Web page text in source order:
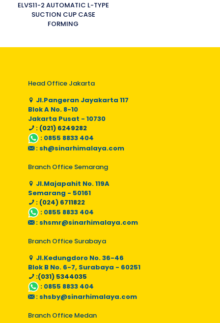
ELVS11-2 AUTOMATIC L-TYPE
SUCTION CUP CASE
FORMING
Head Office Jakarta
Jl.Pangeran Jayakarta 117
Blok A No. 8-10
Jakarta Pusat - 10730
: (021) 6249282
: 0855 8833 404
: sh@sinarhimalaya.com
Branch Office Semarang
Jl.Majapahit No. 119A
Semarang - 50161
: (024) 6711822
: 0855 8833 404
: shsmr@sinarhimalaya.com
Branch Office Surabaya
Jl.Kedungdoro No. 36-46
Blok B No. 6-7, Surabaya - 60251
:(031) 5344035
: 0855 8833 404
: shsby@sinarhimalaya.com
Branch Office Medan